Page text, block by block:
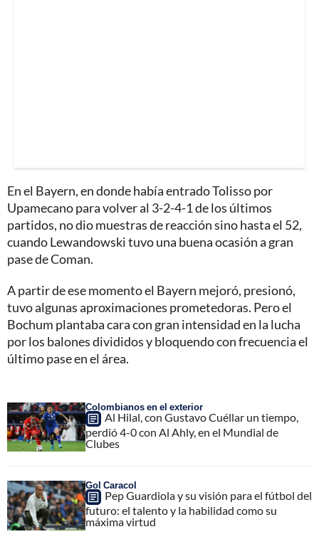
En el Bayern, en donde había entrado Tolisso por
Upamecano para volver al 3-2-4-1 de los últimos
partidos, no dio muestras de reacción sino hasta el 52,
cuando Lewandowski tuvo una buena ocasión a gran
pase de Coman.
A partir de ese momento el Bayern mejoró, presionó,
tuvo algunas aproximaciones prometedoras. Pero el
Bochum plantaba cara con gran intensidad en la lucha
por los balones divididos y bloquendo con frecuencia el
último pase en el área.
Colombianos en el exterior
Al Hilal, con Gustavo Cuéllar un tiempo,
perdió 4-0 con Al Ahly, en el Mundial de
Clubes
Gol Caracol
Pep Guardiola y su visión para el fútbol del
futuro: el talento y la habilidad como su
máxima virtud